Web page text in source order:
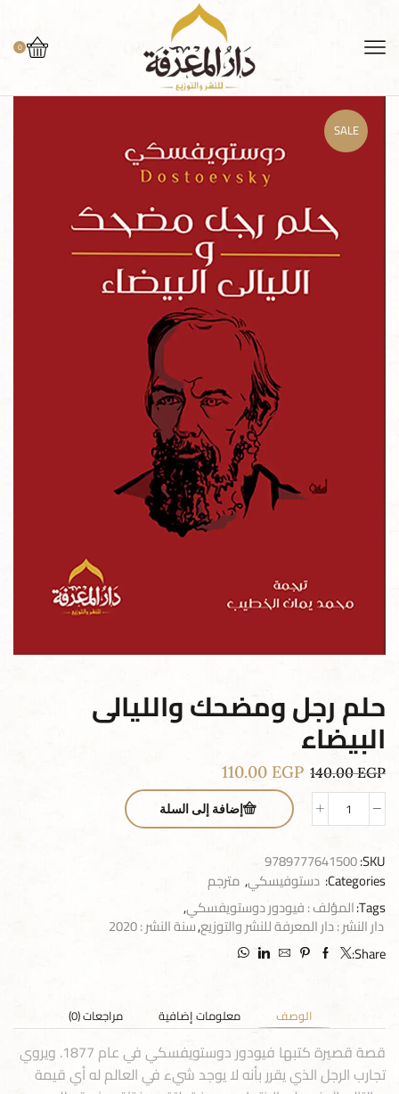
0
SALE
حلم رجل ومضحك والليالى
البيضاء
140.00EGP
110.00 EGP
إضافة إلى السلة
SKU:
9789777641500
Categories: دستوفيسكي, مترجم
Tags: المؤلف : فيودور دوستويفسكي,
دار النشر : دار المعرفة للنشر والتوزيع,سنة النشر : 2020
Share:
الوصف معلومات إضافية مراجعات (0)
قصة قصيرة كتبها فيودور دوستويفسكي في عام 1877. ويروي
تجارب الرجل الذي يقرر بأنه لا يوجد شيء في العالم له أي قيمة